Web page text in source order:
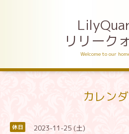
リリーク
Welcome to our
カレン
休日 2023-11-25 (土)